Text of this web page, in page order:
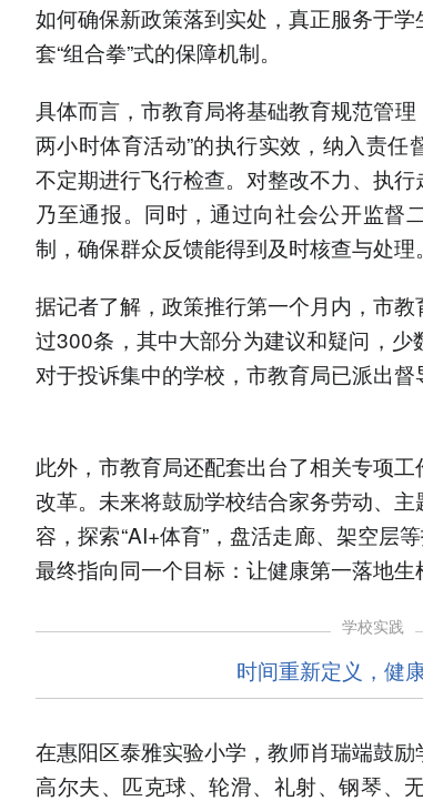
如何确保新政策落到实处，真正服务于
套“组合拳”式的保障机制。
具体而言，市教育局将基础教育规范管理
两小时体育活动”的执行实效，纳入责
不定期进行飞行检查。对整改不力、执
乃至通报。同时，通过向社会公开监督
制，确保群众反馈能得到及时核查与处理
据记者了解，政策推行第一个月内，市
过300条，其中大部分为建议和疑问，少
对于投诉集中的学校，市教育局已派出督
此外，市教育局还配套出台了相关专项
改革。未来将鼓励学校结合家务劳动、
容，探索“AI+体育”，盘活走廊、架空层
最终指向同一个目标：让健康第一落地
学校实践
时间重新定义，健
在惠阳区泰雅实验小学，教师肖瑞端鼓
高尔夫、匹克球、轮滑、礼射、钢琴、